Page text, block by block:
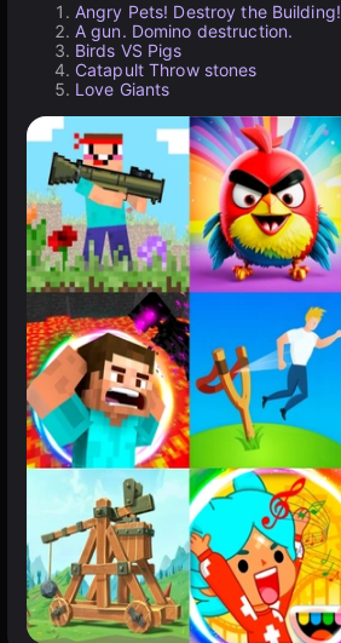
Angry Pets! Destroy the Building!
A gun. Domino destruction.
Birds VS Pigs
Catapult Throw stones
Love Giants